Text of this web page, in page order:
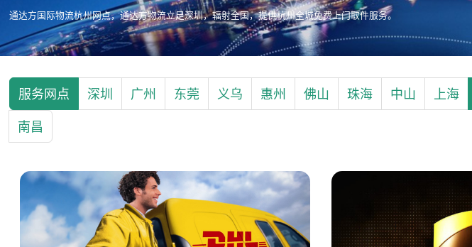
通达方国际物流杭州网点，通达方物流立足深圳，辐射全国，提供杭州全城免费上门取件服务。
服务网点 深圳 广州 东莞 义乌 惠州 佛山 珠海 中山 上海
南昌